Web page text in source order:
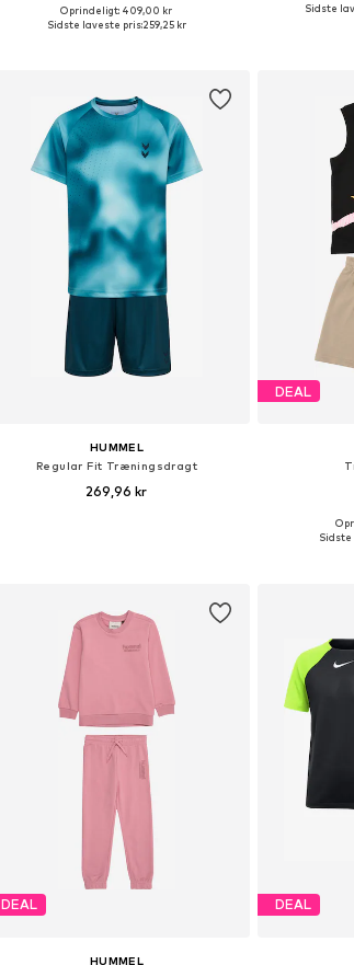
Fås i mange størrelser
Oprindeligt: 409,00 kr
Sidste laveste pris:259,25 kr
Sidste
HUMMEL
Regular Fit Træningsdragt
269,96 kr
DEAL
Fås
Sidste
DEAL
HUMMEL
DEAL